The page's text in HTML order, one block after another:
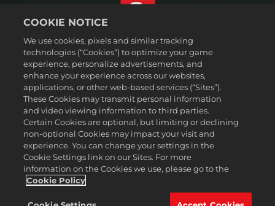
Juridisk information
Integritetspolicy
Cookiepolicy
Support
Sälj eller dela inte mina personuppgifter
Order Lookup & Refunds
2K Ad Partners
©2016-2026 Take-Two Interactive Software Inc. 2K, Firaxis Games,
Civilization, and their respective logos are trademarks of Take-Two
Interactive Software, Inc. All rights reserved.
Svenska
COOKIE NOTICE
We use cookies, pixels and similar tracking
technologies (“Cookies”) to optimize your game
experience, personalize advertisements, and
enhance your experience across our websites,
applications, or other web-based services (“Sites”).
These Cookies may transmit personal information
and video viewing information to third parties.
Certain Cookies are optional, but limiting or declining
non-optional Cookies may impact your visit and
experience. You can change your settings in the
Cookie Settings link on our Sites. For more
information on the Cookies we use, please go to the
Cookie Policy